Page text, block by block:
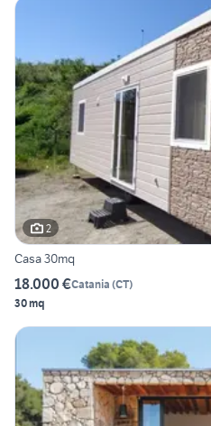
2
Casa 30mq
18.000 €Catania (CT)
30 mq